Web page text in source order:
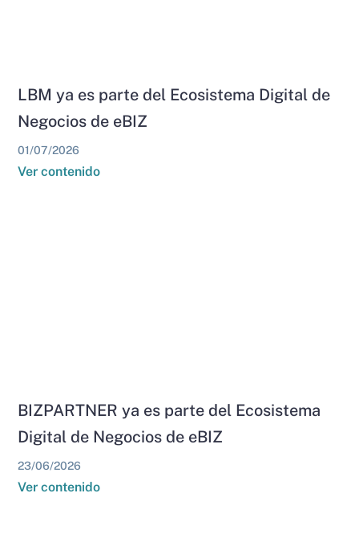
LBM ya es parte del Ecosistema Digital de
Negocios de eBIZ
01/07/2026
Ver contenido
BIZPARTNER ya es parte del Ecosistema
Digital de Negocios de eBIZ
23/06/2026
Ver contenido